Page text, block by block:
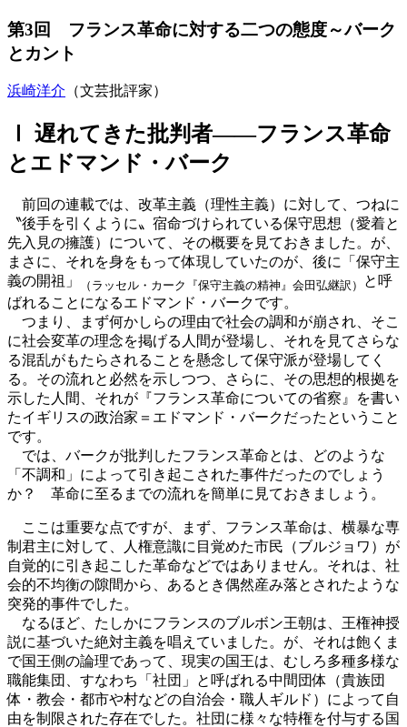
第3回 フランス革命に対する二つの態度～バーク
とカント
浜崎洋介 （文芸批評家）
Ⅰ 遅れてきた批判者——フランス革命
とエドマンド・バーク
前回の連載では、改革主義（理性主義）に対して、つねに
〝後手を引くように〟宿命づけられている保守思想（愛着と
先入見の擁護）について、その概要を見ておきました。が、
まさに、それを身をもって体現していたのが、後に「保守主
義の開祖」
（ラッセル・カーク『保守主義の精神』会田弘継訳）
と呼
ばれることになるエドマンド・バークです。
つまり、まず何かしらの理由で社会の調和が崩され、そこ
に社会変革の理念を掲げる人間が登場し、それを見てさらな
る混乱がもたらされることを懸念して保守派が登場してく
る。その流れと必然を示しつつ、さらに、その思想的根拠を
示した人間、それが『フランス革命についての省察』を書い
たイギリスの政治家＝エドマンド・バークだったということ
です。
では、バークが批判したフランス革命とは、どのような
「不調和」によって引き起こされた事件だったのでしょう
か？ 革命に至るまでの流れを簡単に見ておきましょう。
ここは重要な点ですが、まず、フランス革命は、横暴な専
制君主に対して、人権意識に目覚めた市民（ブルジョワ）が
自覚的に引き起こした革命などではありません。それは、社
会的不均衡の隙間から、あるとき偶然産み落とされたような
突発的事件でした。
なるほど、たしかにフランスのブルボン王朝は、王権神授
説に基づいた絶対主義を唱えていました。が、それは飽くま
で国王側の論理であって、現実の国王は、むしろ多種多様な
職能集団、すなわち「社団」と呼ばれる中間団体（貴族団
体・教会・都市や村などの自治会・職人ギルド）によって自
由を制限された存在でした。社団に様々な特権を付与する国